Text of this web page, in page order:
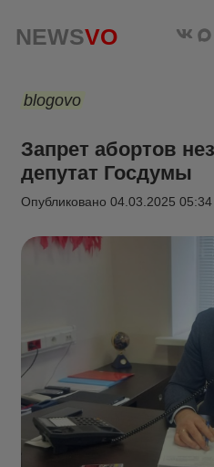
NEWSVO
blogovo
Запрет абортов
депутат Госдумы
Опубликовано 04.03.2025 05:34